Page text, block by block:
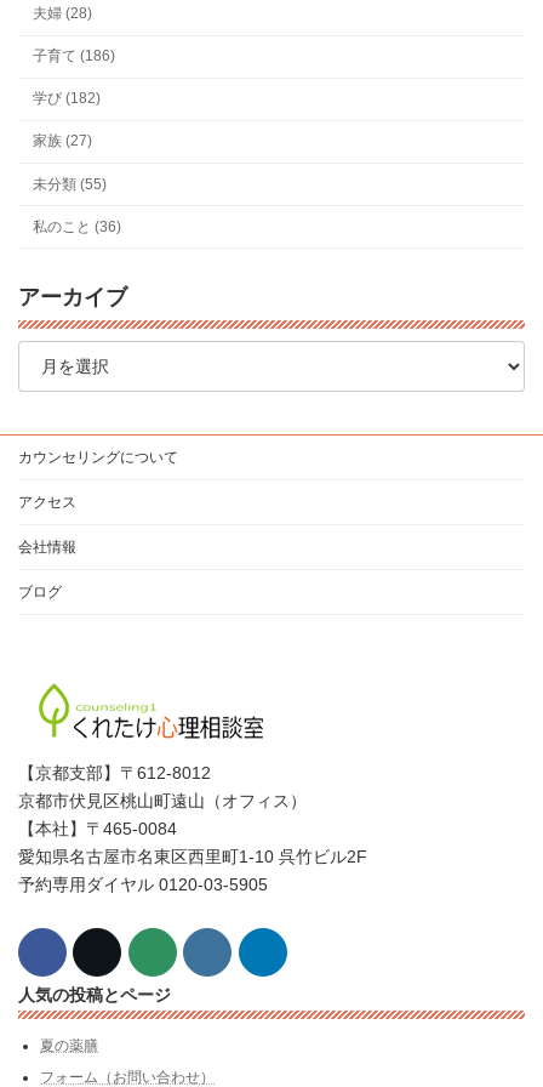
夫婦 (28)
子育て (186)
学び (182)
家族 (27)
未分類 (55)
私のこと (36)
アーカイブ
ア
カウンセリングについて
アクセス
会社情報
ブログ
【京都支部】〒612-8012
京都市伏見区桃山町遠山（オフィス）
【本社】〒465-0084
愛知県名古屋市名東区西里町1-10 呉竹ビル2F
予約専用ダイヤル 0120-03-5905
人気の投稿とページ
夏の薬膳
フォーム（お問い合わせ）